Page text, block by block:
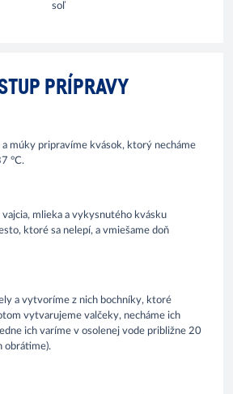
soľ
PRÍPRAVY
a múky pripravíme kvások, ktorý necháme
°C.
mlieka a vykysnutého kvásku
ktoré sa nelepí, a vmiešame doň
a vytvoríme z nich bochníky, ktoré
vytvarujeme valčeky, necháme ich
ich varíme v osolenej vode približne 20
obrátime).